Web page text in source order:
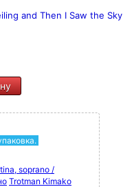
and Then I Saw the Sky
soprano /
Trotman Kimako